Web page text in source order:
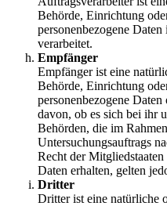
Behörde, Einrichtung
personenbezogene
verarbeitet.
Empfänger
Empfänger ist eine
Behörde, Einrichtung
personenbezogene
davon, ob es sich bei ihr
Behörden, die im
Untersuchungsauftrags
Recht der
Daten erhalten, gelten
Dritter
Dritter ist eine natürliche